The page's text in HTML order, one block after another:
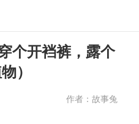
个开裆裤，露个
）
作者：故事兔